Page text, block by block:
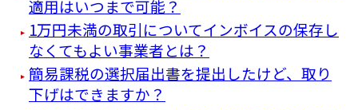
適用はいつまで可能？
1万円未満の取引についてインボイスの保存し
なくてもよい事業者とは？
簡易課税の選択届出書を提出したけど、取り
下げはできますか？